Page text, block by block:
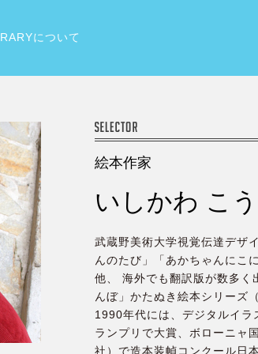
LIBRARYについて
絵本作家
いしかわ こ
武蔵野美術大学視覚伝達デザ
んのたび」「あかちゃんにこ
他、 海外でも翻訳版が数多く
んぼ」かたぬき絵本シリーズ
1990年代には、デジタルイラ
ランプリで大賞、ボローニャ
社）で造本装幀コンクール日